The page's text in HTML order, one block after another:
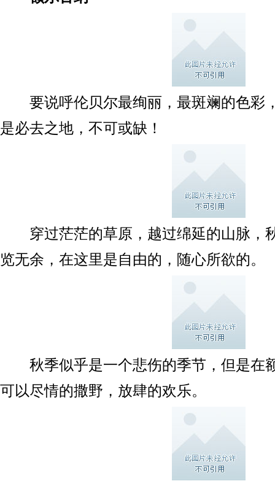
要说呼伦贝尔最绚丽，最斑斓的色彩
是必去之地，不可或缺！
穿过茫茫的草原，越过绵延的山脉，
览无余，在这里是自由的，随心所欲的。
秋季似乎是一个悲伤的季节，但是在
可以尽情的撒野，放肆的欢乐。